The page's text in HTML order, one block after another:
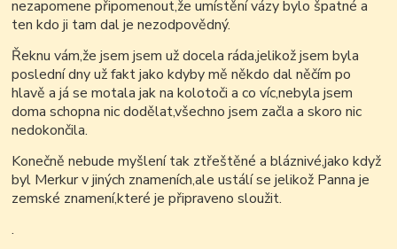
nezapomene připomenout,že umístění vázy bylo špatné a
ten kdo ji tam dal je nezodpovědný.
Řeknu vám,že jsem jsem už docela ráda,jelikož jsem byla
poslední dny už fakt jako kdyby mě někdo dal něčím po
hlavě a já se motala jak na kolotoči a co víc,nebyla jsem
doma schopna nic dodělat,všechno jsem začla a skoro nic
nedokončila.
Konečně nebude myšlení tak ztřeštěné a bláznivé,jako když
byl Merkur v jiných znameních,ale ustálí se jelikož Panna je
zemské znamení,které je připraveno sloužit.
.